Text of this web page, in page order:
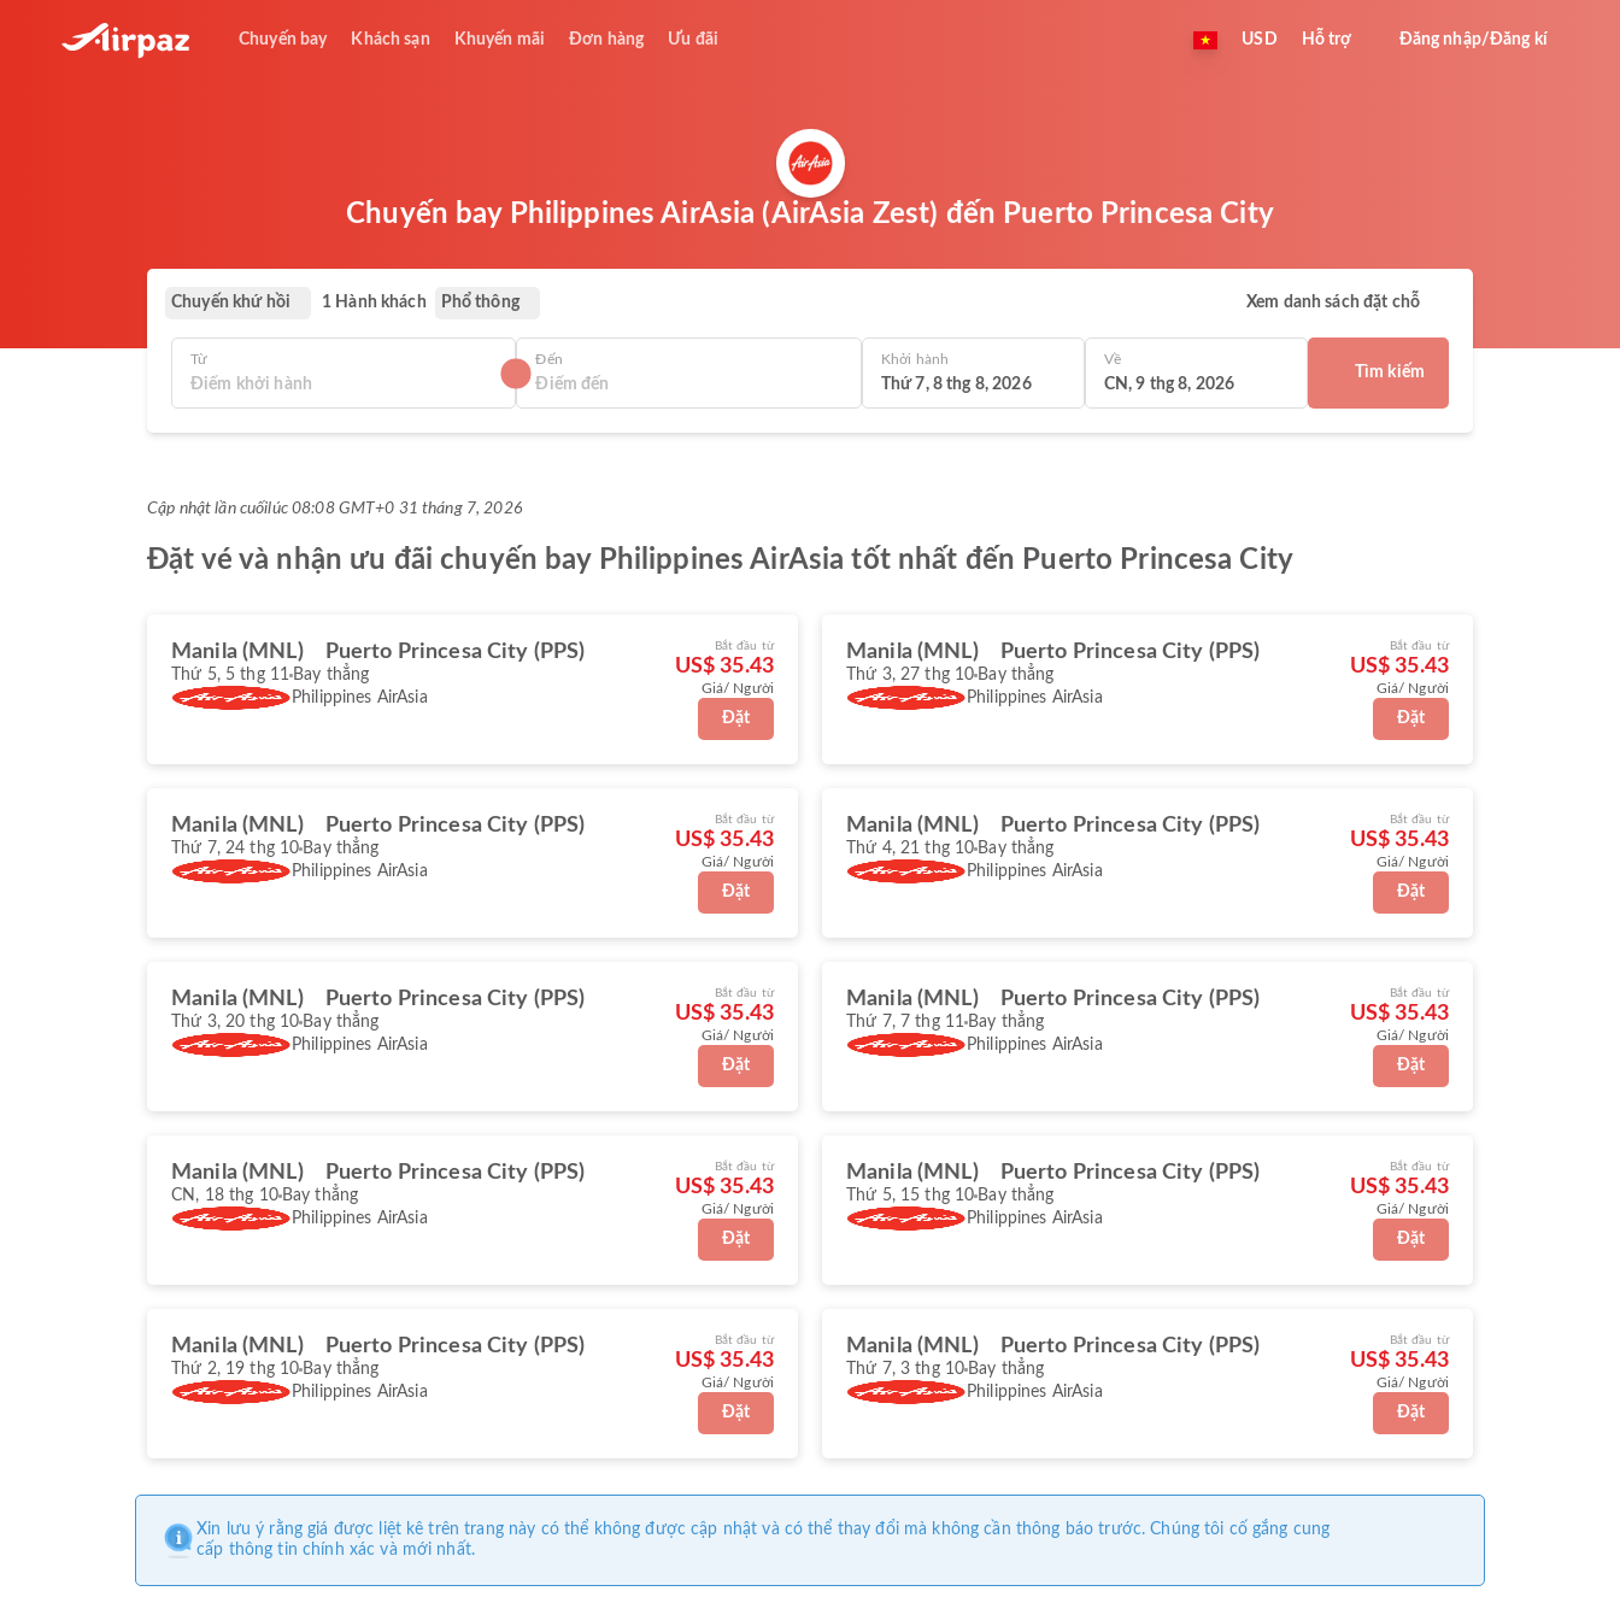
Chuyến bay Khách sạn Khuyến mãi Đơn hàng Ưu đãi USD Hỗ trợ Đăng nhập/Đăng kí
Chuyến bay Philippines AirAsia (AirAsia Zest) đến Puerto Princesa City
Chuyến khứ hồi 1 Hành khách Phổ thông Xem danh sách đặt chỗ
Từ Đến Khởi hành
Thứ 7, 8 thg 8, 2026
Về
CN, 9 thg 8, 2026
Tìm kiếm
Cập nhật lần cuốilúc 08:08 GMT+0 31 tháng 7, 2026
Đặt vé và nhận ưu đãi chuyến bay Philippines AirAsia tốt nhất đến Puerto Princesa City
Manila (MNL) Puerto Princesa City (PPS)
Thứ 5, 5 thg 11 Bay thẳng
Philippines AirAsia
Bắt đầu từ
US$ 35.43
Giá/ Người
Đặt
Manila (MNL) Puerto Princesa City (PPS)
Thứ 3, 27 thg 10 Bay thẳng
Philippines AirAsia
Bắt đầu từ
US$ 35.43
Giá/ Người
Đặt
Manila (MNL) Puerto Princesa City (PPS)
Thứ 7, 24 thg 10 Bay thẳng
Philippines AirAsia
Bắt đầu từ
US$ 35.43
Giá/ Người
Đặt
Manila (MNL) Puerto Princesa City (PPS)
Thứ 4, 21 thg 10 Bay thẳng
Philippines AirAsia
Bắt đầu từ
US$ 35.43
Giá/ Người
Đặt
Manila (MNL) Puerto Princesa City (PPS)
Thứ 3, 20 thg 10 Bay thẳng
Philippines AirAsia
Bắt đầu từ
US$ 35.43
Giá/ Người
Đặt
Manila (MNL) Puerto Princesa City (PPS)
Thứ 7, 7 thg 11 Bay thẳng
Philippines AirAsia
Bắt đầu từ
US$ 35.43
Giá/ Người
Đặt
Manila (MNL) Puerto Princesa City (PPS)
CN, 18 thg 10 Bay thẳng
Philippines AirAsia
Bắt đầu từ
US$ 35.43
Giá/ Người
Đặt
Manila (MNL) Puerto Princesa City (PPS)
Thứ 5, 15 thg 10 Bay thẳng
Philippines AirAsia
Bắt đầu từ
US$ 35.43
Giá/ Người
Đặt
Manila (MNL) Puerto Princesa City (PPS)
Thứ 2, 19 thg 10 Bay thẳng
Philippines AirAsia
Bắt đầu từ
US$ 35.43
Giá/ Người
Đặt
Manila (MNL) Puerto Princesa City (PPS)
Thứ 7, 3 thg 10 Bay thẳng
Philippines AirAsia
Bắt đầu từ
US$ 35.43
Giá/ Người
Đặt
Xin lưu ý rằng giá được liệt kê trên trang này có thể không được cập nhật và có thể thay đổi mà không cần thông báo trước. Chúng tôi cố gắng cung
cấp thông tin chính xác và mới nhất.